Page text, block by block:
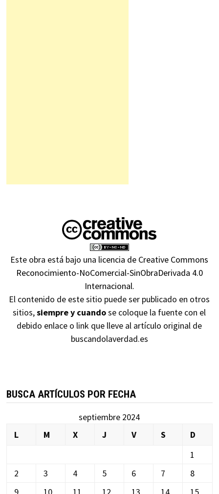
Este obra está bajo una licencia de Creative Commons
Reconocimiento-NoComercial-SinObraDerivada 4.0
Internacional.
El contenido de este sitio puede ser publicado en otros
sitios,siempre y cuandose coloque la fuente con el
debido enlace o link que lleve al artículo original de
buscandolaverdad.es
BUSCA ARTÍCULOS POR FECHA
septiembre 2024
L
M X J V S
D
1
2
3 4 5 6 7
8
9
10 11 12 13 14 15